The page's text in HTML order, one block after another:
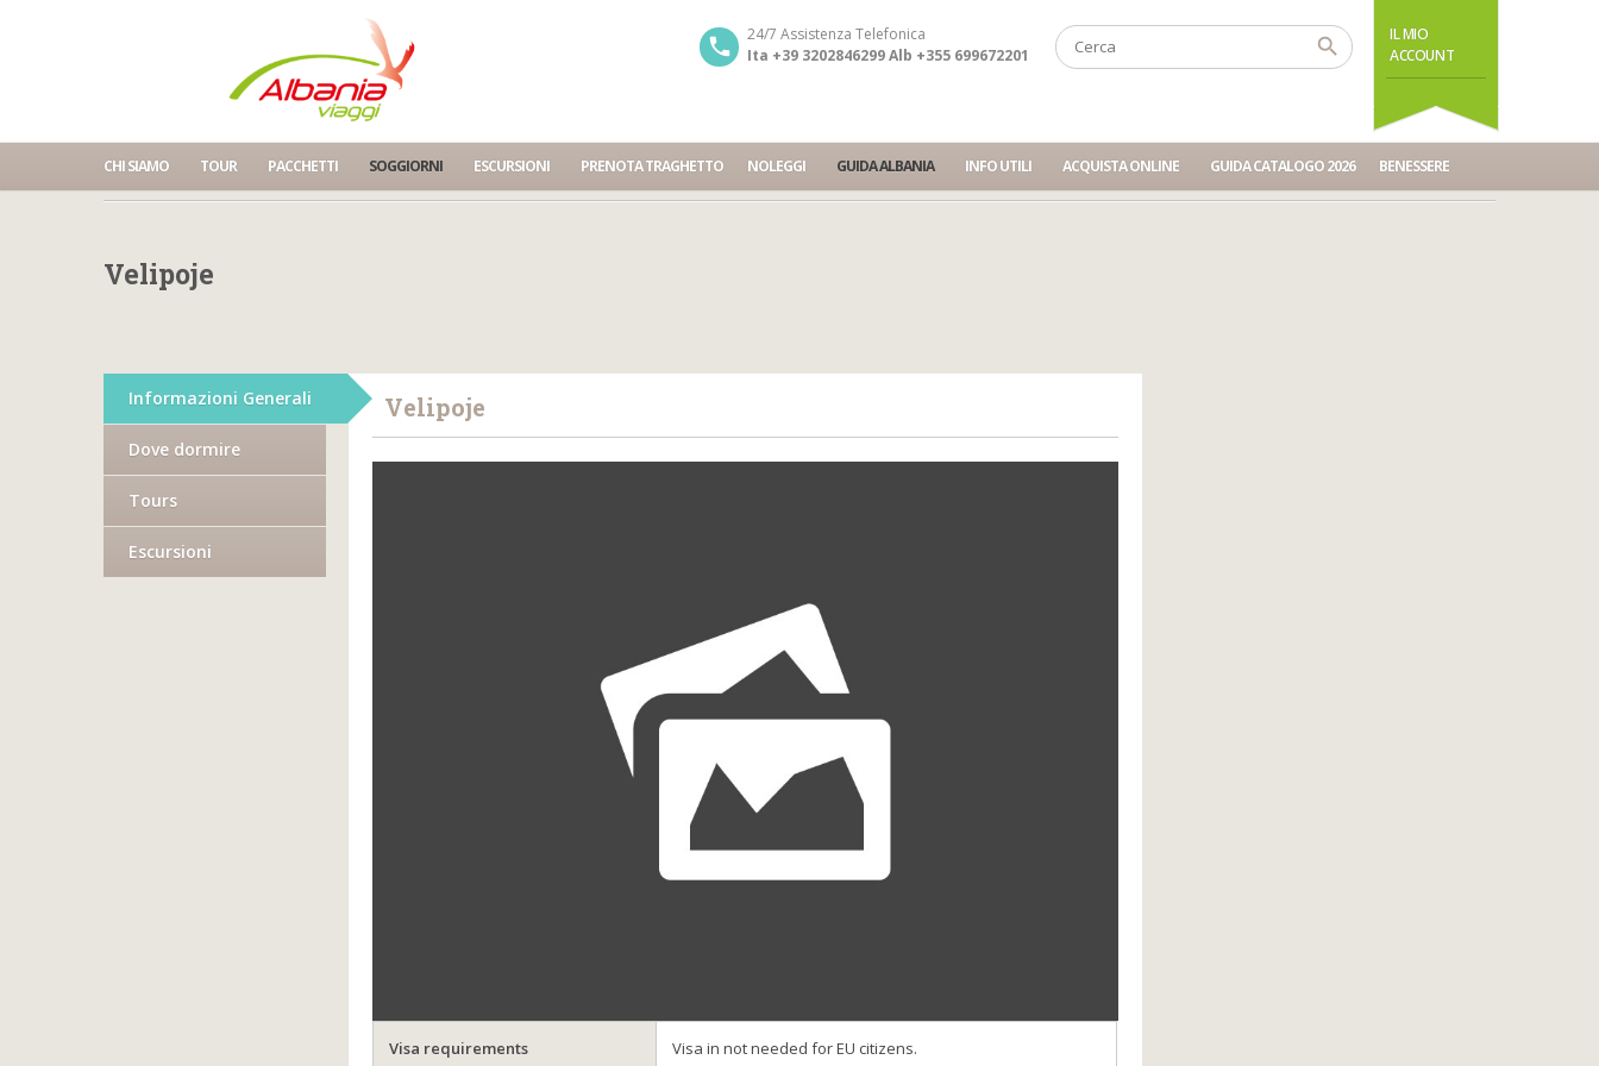
IL MIO
ACCOUNT
24/7 Assistenza Telefonica
Ita +39 3202846299 Alb +355 699672201
CHI SIAMO TOUR PACCHETTI SOGGIORNI ESCURSIONI PRENOTA TRAGHETTO NOLEGGI GUIDA ALBANIA INFO UTILI ACQUISTA ONLINE GUIDA CATALOGO 2026 BENESSERE
Home Velipoje
Velipoje
Informazioni Generali
Dove dormire
Tours
Escursioni
Velipoje
Visa requirements Visa in not needed for EU citizens.